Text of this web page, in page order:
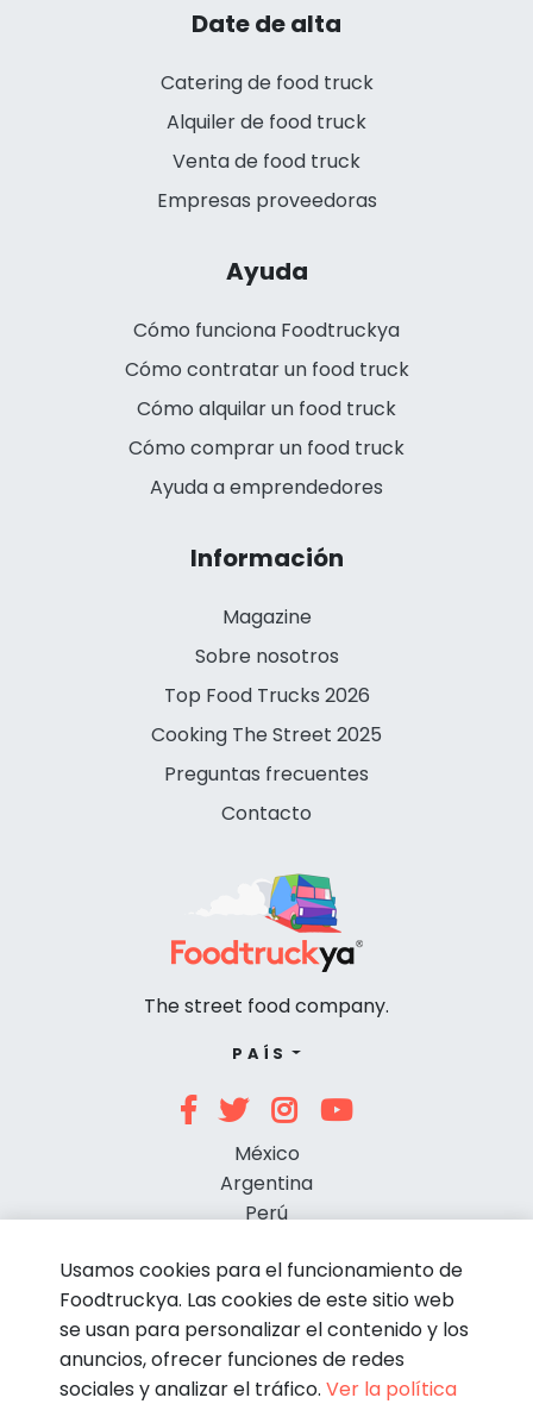
Date de alta
Catering de food truck
Alquiler de food truck
Venta de food truck
Empresas proveedoras
Ayuda
Cómo funciona Foodtruckya
Cómo contratar un food truck
Cómo alquilar un food truck
Cómo comprar un food truck
Ayuda a emprendedores
Información
Magazine
Sobre nosotros
Top Food Trucks 2026
Cooking The Street 2025
Preguntas frecuentes
Contacto
The street food company.
PAÍS
México
Argentina
Perú
Usamos cookies para el funcionamiento de
Foodtruckya. Las cookies de este sitio web
se usan para personalizar el contenido y los
anuncios, ofrecer funciones de redes
sociales y analizar el tráfico. Ver la política